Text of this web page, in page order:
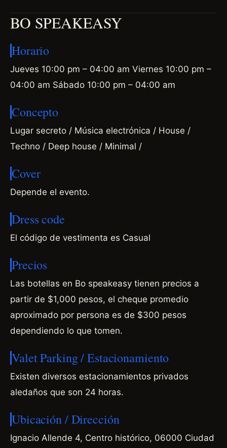
BO SPEAKEASY
Horario
Jueves 10:00 pm – 04:00 am Viernes 10:00 pm –
04:00 am Sábado 10:00 pm – 04:00 am
Concepto
Lugar secreto / Música electrónica / House /
Techno / Deep house / Minimal /
Cover
Depende el evento.
Dress code
El código de vestimenta es Casual
Precios
Las botellas en Bo speakeasy tienen precios a
partir de $1,000 pesos, el cheque promedio
aproximado por persona es de $300 pesos
dependiendo lo que tomen.
Valet Parking / Estacionamiento
Existen diversos estacionamientos privados
aledaños que son 24 horas.
Ubicación / Dirección
Ignacio Allende 4, Centro histórico, 06000 Ciudad